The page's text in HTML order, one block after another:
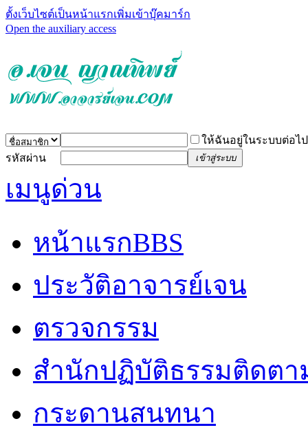
ตั้งเว็บไซต์เป็นหน้าแรกเพิ่มเข้าบุ๊คมาร์ก
Open the auxiliary access
ให้ฉันอยู่ในระบบต่อไป
รหัสผ่าน
เข้าสู่ระบบ
เมนูด่วน
หน้าแรกBBS
ประวัติอาจารย์เจน
ตรวจกรรม
สำนักปฏิบัติธรรมติดต
กระดานสนทนา